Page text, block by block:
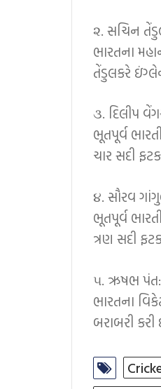
૨. સચિન
ભારતના
તેંડુલકરે
૩. દિલીપ
ભૂતપૂર્વ
ચાર સદી
૪. સૌરવ
ભૂતપૂર્વ
ત્રણ સદી
૫. ઋષભ પંત:
ભારતના
બરાબરી